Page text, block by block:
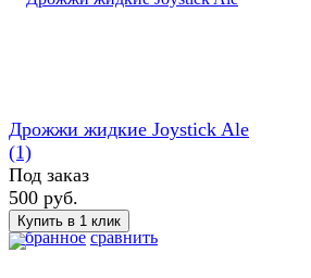
избранное сравнить
Дрожжи жидкие Joystick Ale
(1)
Под заказ
500 руб.